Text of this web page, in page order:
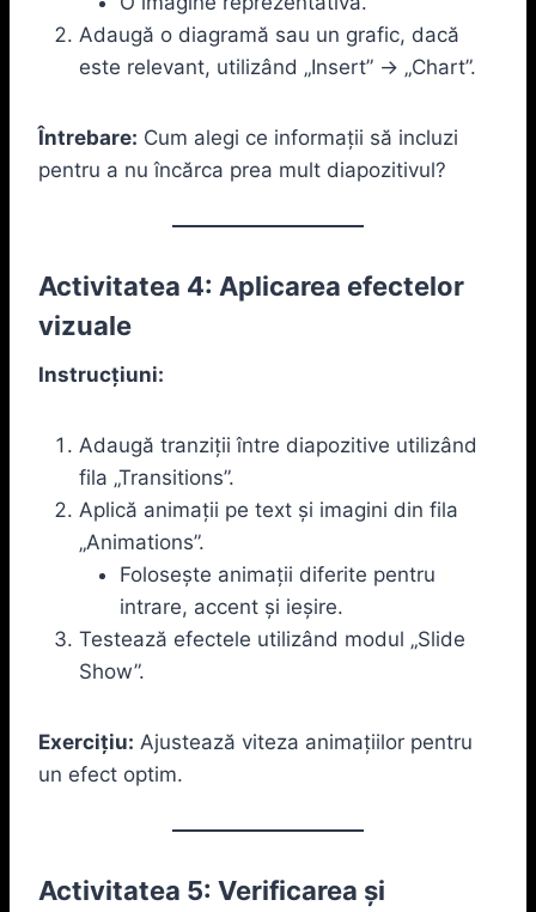
Adaugă o diagramă sau un grafic, dacă
este relevant, utilizând „Insert” -> „Chart”.
Întrebare: Cum alegi ce informații să incluzi
pentru a nu încărca prea mult diapozitivul?
Activitatea 4: Aplicarea efectelor
vizuale
Instrucțiuni:
Adaugă tranziții între diapozitive utilizând
fila „Transitions”.
Aplică animații pe text și imagini din fila
„Animations”.
Folosește animații diferite pentru
intrare, accent și ieșire.
Testează efectele utilizând modul „Slide
Show”.
Exercițiu: Ajustează viteza animațiilor pentru
un efect optim.
Activitatea 5: Verificarea și